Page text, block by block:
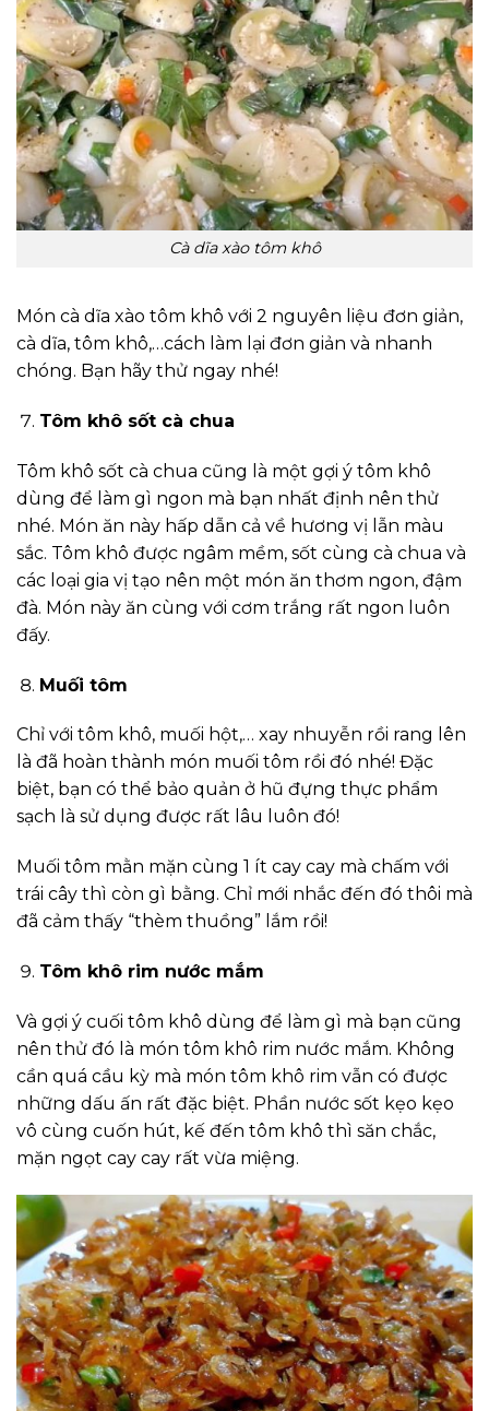
Cà dĩa xào tôm khô
Món cà dĩa xào tôm khô với 2 nguyên liệu đơn giản,
cà dĩa, tôm khô,…cách làm lại đơn giản và nhanh
chóng. Bạn hãy thử ngay nhé!
Tôm khô sốt cà chua
Tôm khô sốt cà chua cũng là một gợi ý tôm khô
dùng để làm gì ngon mà bạn nhất định nên thử
nhé. Món ăn này hấp dẫn cả về hương vị lẫn màu
sắc. Tôm khô được ngâm mềm, sốt cùng cà chua và
các loại gia vị tạo nên một món ăn thơm ngon, đậm
đà. Món này ăn cùng với cơm trắng rất ngon luôn
đấy.
Muối tôm
Chỉ với tôm khô, muối hột,… xay nhuyễn rồi rang lên
là đã hoàn thành món muối tôm rồi đó nhé! Đặc
biệt, bạn có thể bảo quản ở hũ đựng thực phẩm
sạch là sử dụng được rất lâu luôn đó!
Muối tôm mằn mặn cùng 1 ít cay cay mà chấm với
trái cây thì còn gì bằng. Chỉ mới nhắc đến đó thôi mà
đã cảm thấy “thèm thuồng” lắm rồi!
Tôm khô rim nước mắm
Và gợi ý cuối tôm khô dùng để làm gì mà bạn cũng
nên thử đó là món tôm khô rim nước mắm. Không
cần quá cầu kỳ mà món tôm khô rim vẫn có được
những dấu ấn rất đặc biệt. Phần nước sốt kẹo kẹo
vô cùng cuốn hút, kế đến tôm khô thì săn chắc,
mặn ngọt cay cay rất vừa miệng.